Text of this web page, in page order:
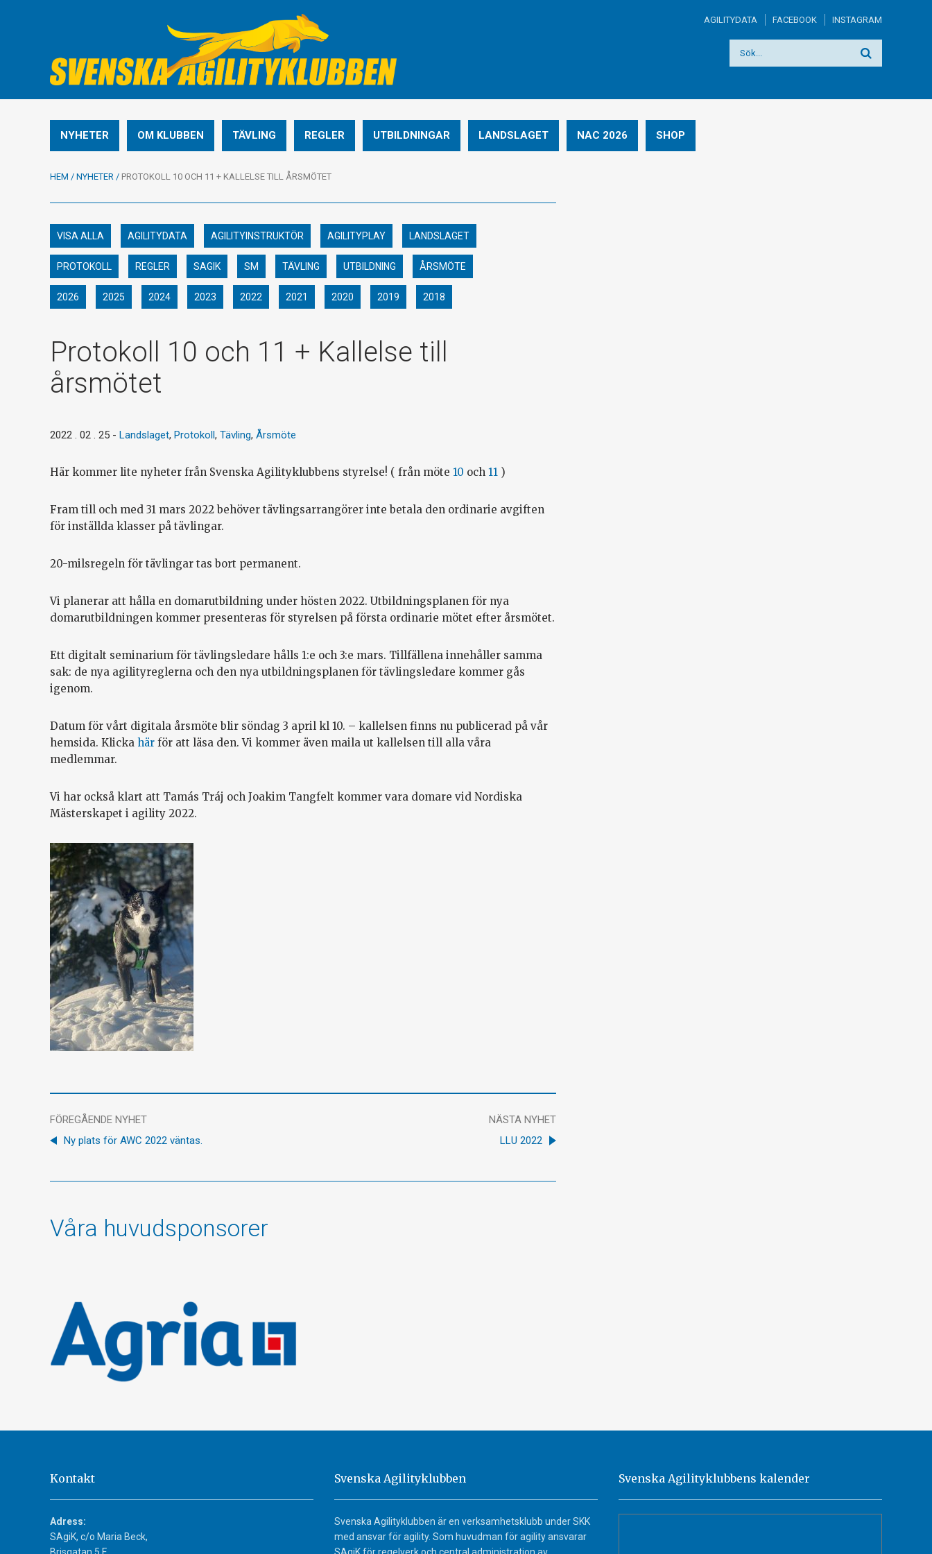
AGILITYDATA FACEBOOK INSTAGRAM
NYHETER OM KLUBBEN TÄVLING REGLER UTBILDNINGAR LANDSLAGET NAC 2026 SHOP
HEM / NYHETER / PROTOKOLL 10 OCH 11 + KALLELSE TILL ÅRSMÖTET
VISA ALLA AGILITYDATA AGILITYINSTRUKTÖR AGILITYPLAY LANDSLAGET
PROTOKOLL REGLER SAGIK SM TÄVLING UTBILDNING ÅRSMÖTE
2026 2025 2024 2023 2022 2021 2020 2019 2018
Protokoll 10 och 11 + Kallelse till
årsmötet
2022 . 02 . 25 - Landslaget, Protokoll, Tävling, Årsmöte
Här kommer lite nyheter från Svenska Agilityklubbens styrelse! ( från möte 10 och 11 )
Fram till och med 31 mars 2022 behöver tävlingsarrangörer inte betala den ordinarie avgiften
för inställda klasser på tävlingar.
20-milsregeln för tävlingar tas bort permanent.
Vi planerar att hålla en domarutbildning under hösten 2022. Utbildningsplanen för nya
domarutbildningen kommer presenteras för styrelsen på första ordinarie mötet efter årsmötet.
Ett digitalt seminarium för tävlingsledare hålls 1:e och 3:e mars. Tillfällena innehåller samma
sak: de nya agilityreglerna och den nya utbildningsplanen för tävlingsledare kommer gås
igenom.
Datum för vårt digitala årsmöte blir söndag 3 april kl 10. – kallelsen finns nu publicerad på vår
hemsida. Klicka här för att läsa den. Vi kommer även maila ut kallelsen till alla våra
medlemmar.
Vi har också klart att Tamás Tráj och Joakim Tangfelt kommer vara domare vid Nordiska
Mästerskapet i agility 2022.
FÖREGÅENDE NYHET
Ny plats för AWC 2022 väntas.
NÄSTA NYHET
LLU 2022
Våra huvudsponsorer
Kontakt
Adress:
SAgiK, c/o Maria Beck,
Svenska Agilityklubben
Svenska Agilityklubben är en verksamhetsklubb under SKK
med ansvar för agility. Som huvudman för agility ansvarar
Svenska Agilityklubbens kalender